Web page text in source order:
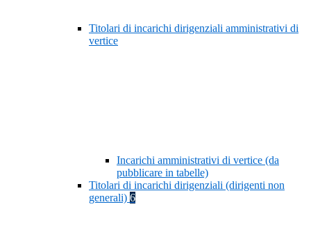
Titolari di incarichi dirigenziali amministrativi di
vertice
Incarichi amministrativi di vertice (da
pubblicare in tabelle)
Titolari di incarichi dirigenziali (dirigenti non
generali) 6